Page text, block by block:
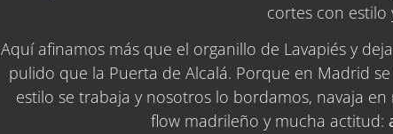
cortes con estilo
Aquí afinamos más que el organillo de Lavapiés y
pulido que la Puerta de Alcalá. Porque en Madrid
estilo se trabaja y nosotros lo bordamos, navaja en
flow madrileño y mucha actitud: